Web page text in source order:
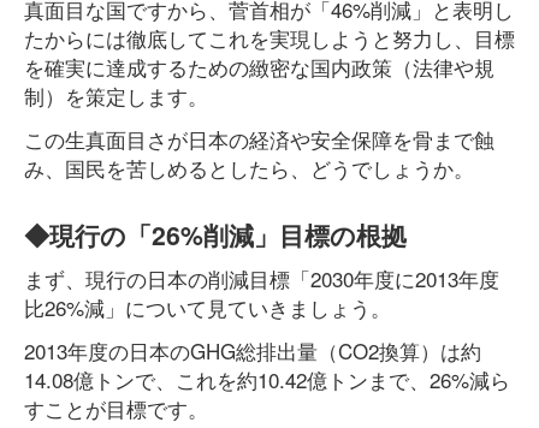
真面目な国ですから、菅首相が「46%削減」と表明し
たからには徹底してこれを実現しようと努力し、目標
を確実に達成するための緻密な国内政策（法律や規
制）を策定します。
この生真面目さが日本の経済や安全保障を骨まで蝕
み、国民を苦しめるとしたら、どうでしょうか。
◆現行の「26%削減」目標の根拠
まず、現行の日本の削減目標「2030年度に2013年度
比26%減」について見ていきましょう。
2013年度の日本のGHG総排出量（CO2換算）は約
14.08億トンで、これを約10.42億トンまで、26%減ら
すことが目標です。